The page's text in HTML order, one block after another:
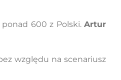
600 z Polski. Artur
względu na scenariusz